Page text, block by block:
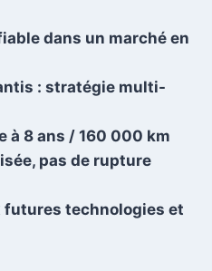
dans un marché en
: stratégie multi-
à 8 ans / 160 000 km
pas de rupture
technologies et